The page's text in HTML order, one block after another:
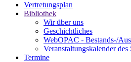
Vertretungsplan
Bibliothek
Wir über uns
Geschichtliches
WebOPAC - Bestands-/
Veranstaltungskalender
Termine